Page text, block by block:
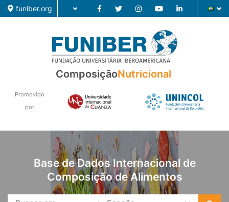
funiber.org
Pesquisa
ComposiçãoNutricional
Promovido
por
Base de Dados Internacional de
Composição de Alimentos